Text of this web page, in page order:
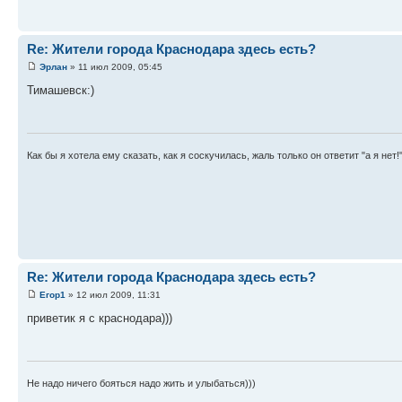
Re: Жители города Краснодара здесь есть?
Эрлан » 11 июл 2009, 05:45
Тимашевск:)
Как бы я хотела ему сказать, как я соскучилась, жаль только он ответит "а я нет!"
Re: Жители города Краснодара здесь есть?
Егор1 » 12 июл 2009, 11:31
приветик я с краснодара)))
Не надо ничего бояться надо жить и улыбаться)))